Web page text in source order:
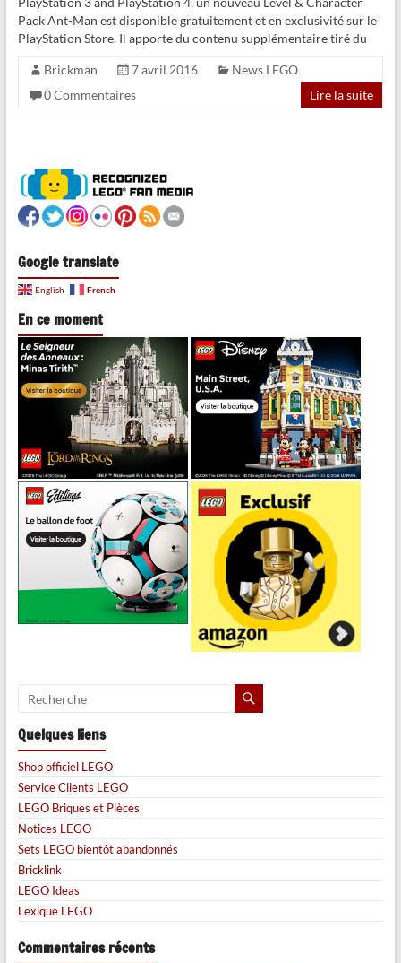
Pack Ant-Man est disponible gratuitement et en exclusivité sur le
PlayStation Store. Il apporte du contenu supplémentaire tiré du
Brickman 7 avril 2016
News LEGO
0 Commentaires
Lire la suite
Google translate
English French
En ce moment
Quelques liens
Shop officiel LEGO
Service Clients LEGO
LEGO Briques et Pièces
Notices LEGO
Sets LEGO bientôt abandonnés
Bricklink
LEGO Ideas
Lexique LEGO
Commentaires récents